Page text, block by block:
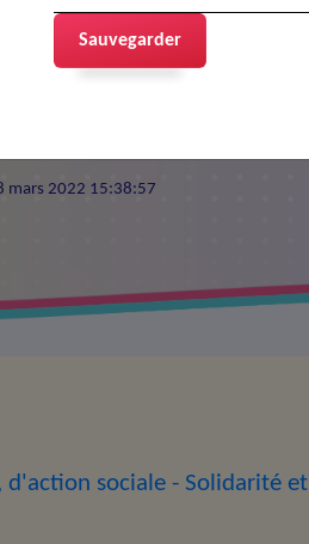
coeur
mars 2022 15:38:57
d'action sociale - Solidarité et
Sauvegarder